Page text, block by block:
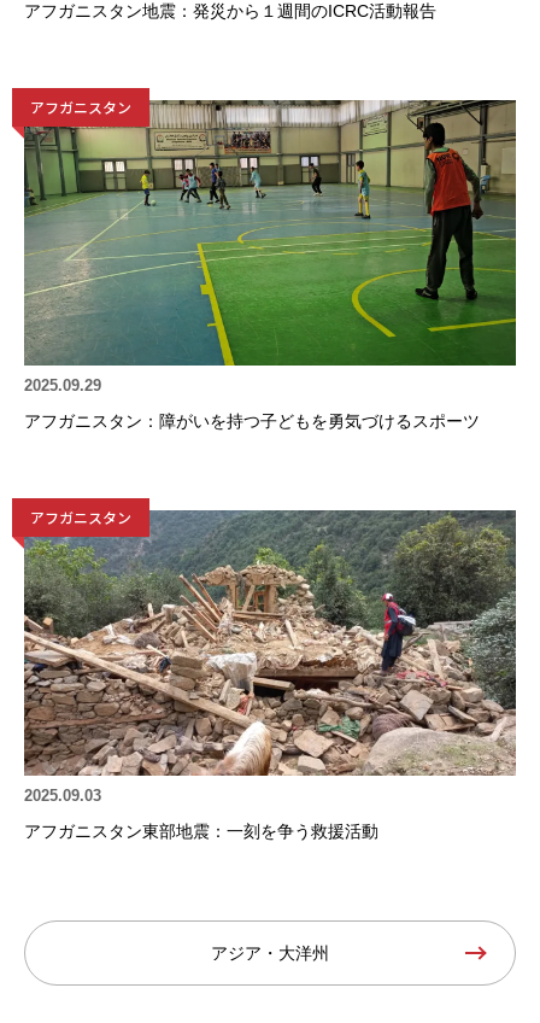
アフガニスタン地震：発災から１週間のICRC活動報告
アフガニスタン
2025.09.29
アフガニスタン：障がいを持つ子どもを勇気づけるスポーツ
アフガニスタン
2025.09.03
アフガニスタン東部地震：一刻を争う救援活動
アジア・大洋州